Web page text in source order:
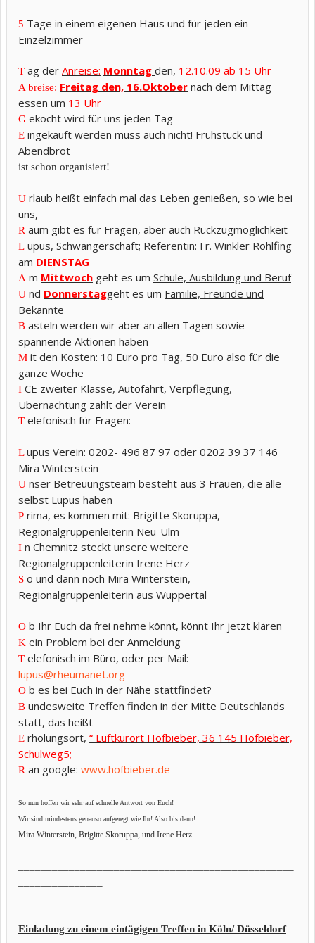
5 Tage in einem eigenen Haus und für jeden ein
Einzelzimmer
T ag der Anreise: Monntag den, 12.10.09 ab 15 Uhr
A breise: Freitag den, 16.Oktober nach dem Mittag
essen um 13 Uhr
G ekocht wird für uns jeden Tag
E ingekauft werden muss auch nicht! Frühstück und
Abendbrot
ist schon organisiert!
U rlaub heißt einfach mal das Leben genießen, so wie bei
uns,
R aum gibt es für Fragen, aber auch Rückzugmöglichkeit
L upus, Schwangerschaft; Referentin: Fr. Winkler Rohlfing
am DIENSTAG
A m Mittwoch geht es um Schule, Ausbildung und Beruf
U nd Donnerstaggeht es um Familie, Freunde und
Bekannte
B asteln werden wir aber an allen Tagen sowie
spannende Aktionen haben
M it den Kosten: 10 Euro pro Tag, 50 Euro also für die
ganze Woche
I CE zweiter Klasse, Autofahrt, Verpflegung,
Übernachtung zahlt der Verein
T elefonisch für Fragen:
Lupus Verein: 0202- 496 87 97 oder 0202 39 37 146
Mira Winterstein
U nser Betreuungsteam besteht aus 3 Frauen, die alle
selbst Lupus haben
P rima, es kommen mit: Brigitte Skoruppa,
Regionalgruppenleiterin Neu-Ulm
I n Chemnitz steckt unsere weitere
Regionalgruppenleiterin Irene Herz
S o und dann noch Mira Winterstein,
Regionalgruppenleiterin aus Wuppertal
O b Ihr Euch da frei nehme könnt, könnt Ihr jetzt klären
K ein Problem bei der Anmeldung
T elefonisch im Büro, oder per Mail:
lupus@rheumanet.org
O b es bei Euch in der Nähe stattfindet?
B undesweite Treffen finden in der Mitte Deutschlands
statt, das heißt
E rholungsort, “ Luftkurort Hofbieber, 36 145 Hofbieber,
Schulweg5;
R an google: www.hofbieber.de
So nun hoffen wir sehr auf schnelle Antwort von Euch!
Wir sind mindestens genauso aufgeregt wie Ihr! Also bis dann!
Mira Winterstein, Brigitte Skoruppa, und Irene Herz
Einladung zu einem eintägigen Treffen in Köln/ Düsseldorf